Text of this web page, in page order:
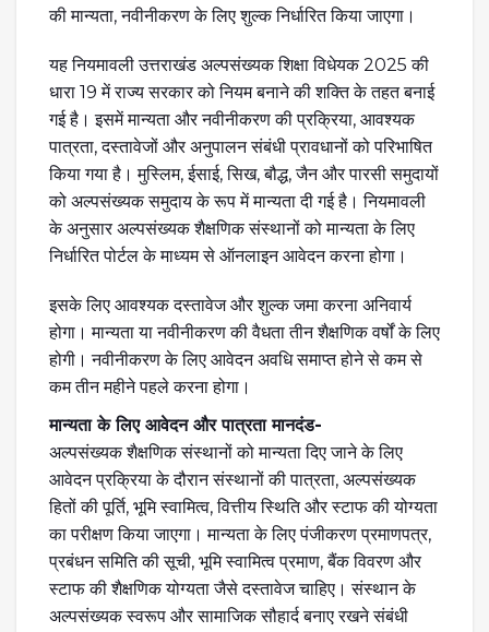
की मान्यता, नवीनीकरण के लिए शुल्क निर्धारित किया जाएगा।
यह नियमावली उत्तराखंड अल्पसंख्यक शिक्षा विधेयक 2025 की
धारा 19 में राज्य सरकार को नियम बनाने की शक्ति के तहत बनाई
गई है। इसमें मान्यता और नवीनीकरण की प्रक्रिया, आवश्यक
पात्रता, दस्तावेजों और अनुपालन संबंधी प्रावधानों को परिभाषित
किया गया है। मुस्लिम, ईसाई, सिख, बौद्ध, जैन और पारसी समुदायों
को अल्पसंख्यक समुदाय के रूप में मान्यता दी गई है। नियमावली
के अनुसार अल्पसंख्यक शैक्षणिक संस्थानों को मान्यता के लिए
निर्धारित पोर्टल के माध्यम से ऑनलाइन आवेदन करना होगा।
इसके लिए आवश्यक दस्तावेज और शुल्क जमा करना अनिवार्य
होगा। मान्यता या नवीनीकरण की वैधता तीन शैक्षणिक वर्षों के लिए
होगी। नवीनीकरण के लिए आवेदन अवधि समाप्त होने से कम से
कम तीन महीने पहले करना होगा।
मान्यता के लिए आवेदन और पात्रता मानदंड-
अल्पसंख्यक शैक्षणिक संस्थानों को मान्यता दिए जाने के लिए
आवेदन प्रक्रिया के दौरान संस्थानों की पात्रता, अल्पसंख्यक
हितों की पूर्ति, भूमि स्वामित्व, वित्तीय स्थिति और स्टाफ की योग्यता
का परीक्षण किया जाएगा। मान्यता के लिए पंजीकरण प्रमाणपत्र,
प्रबंधन समिति की सूची, भूमि स्वामित्व प्रमाण, बैंक विवरण और
स्टाफ की शैक्षणिक योग्यता जैसे दस्तावेज चाहिए। संस्थान के
अल्पसंख्यक स्वरूप और सामाजिक सौहार्द बनाए रखने संबंधी